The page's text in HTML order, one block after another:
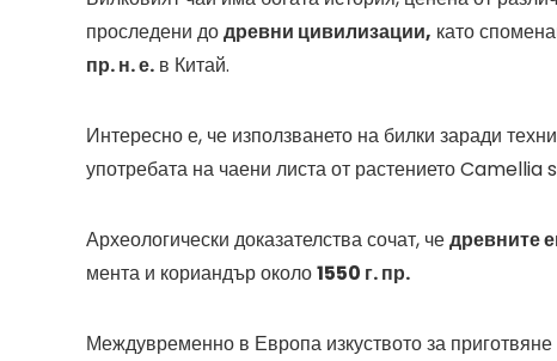
проследени додревни цивилизации, като
пр. н. е. в Китай.
Интересно е, че използването на билки заради
употребата на чаени листа от растението Camellia
Археологически доказателства сочат, чедревните
мента и кориандър около1550 г. пр.
Междувременно в Европа изкуството за